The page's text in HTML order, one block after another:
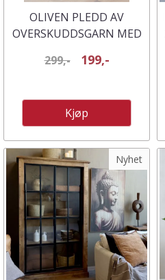
OLIVEN PLEDD AV
OVERSKUDDSGARN MED
ANTIQUE
299,- 199,-
Kjøp
Nyhet